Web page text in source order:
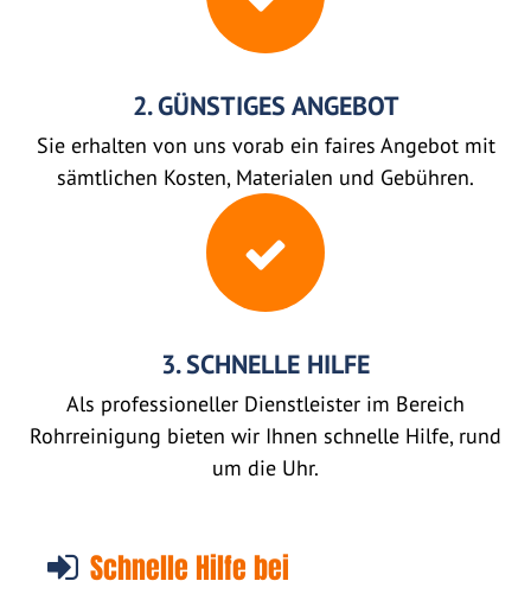
2. GÜNSTIGES ANGEBOT
Sie erhalten von uns vorab ein faires Angebot mit
sämtlichen Kosten, Materialen und Gebühren.
3. SCHNELLE HILFE
Als professioneller Dienstleister im Bereich
Rohrreinigung bieten wir Ihnen schnelle Hilfe, rund
um die Uhr.
Schnelle Hilfe bei